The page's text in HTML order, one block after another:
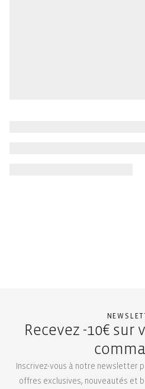
Recevez -10€
Inscrivez-vous à notre newsletter
offres exclusives, nouveautés et